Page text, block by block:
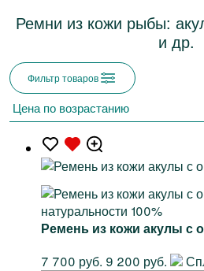
Ремни из кожи рыбы:
и др.
Фильтр товаров
натуральности 100%
Ремень из кожи акулы с
7 700 руб. 9 200 руб.